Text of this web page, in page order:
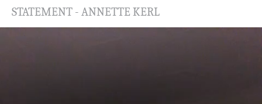
STATEMENT - ANNETTE KERL